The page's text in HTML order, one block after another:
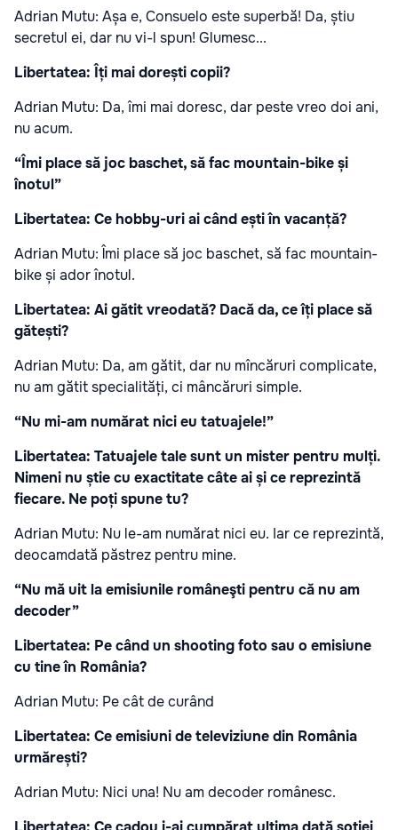
Adrian Mutu: Așa e, Consuelo este superbă! Da, știu
secretul ei, dar nu vi-l spun! Glumesc...
Libertatea: Îți mai dorești copii?
Adrian Mutu: Da, îmi mai doresc, dar peste vreo doi ani,
nu acum.
“Îmi place să joc baschet, să fac mountain-bike și
înotul”
Libertatea: Ce hobby-uri ai când ești în vacanță?
Adrian Mutu: Îmi place să joc baschet, să fac mountain-
bike și ador înotul.
Libertatea: Ai gătit vreodată? Dacă da, ce îți place să
gătești?
Adrian Mutu: Da, am gătit, dar nu mîncăruri complicate,
nu am gătit specialități, ci mâncăruri simple.
“Nu mi-am numărat nici eu tatuajele!”
Libertatea: Tatuajele tale sunt un mister pentru mulți.
Nimeni nu știe cu exactitate câte ai și ce reprezintă
fiecare. Ne poți spune tu?
Adrian Mutu: Nu le-am numărat nici eu. Iar ce reprezintă,
deocamdată păstrez pentru mine.
“Nu mă uit la emisiunile româneşti pentru că nu am
decoder”
Libertatea: Pe când un shooting foto sau o emisiune
cu tine în România?
Adrian Mutu: Pe cât de curând
Libertatea: Ce emisiuni de televiziune din România
urmărești?
Adrian Mutu: Nici una! Nu am decoder românesc.